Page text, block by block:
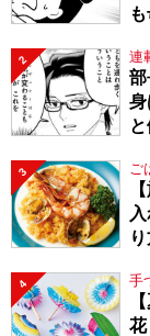
2 連
部
身
3 ご
4 手
花